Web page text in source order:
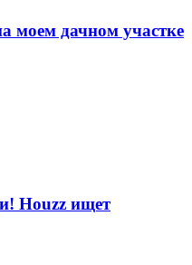
моем дачном участке
Houzz ищет